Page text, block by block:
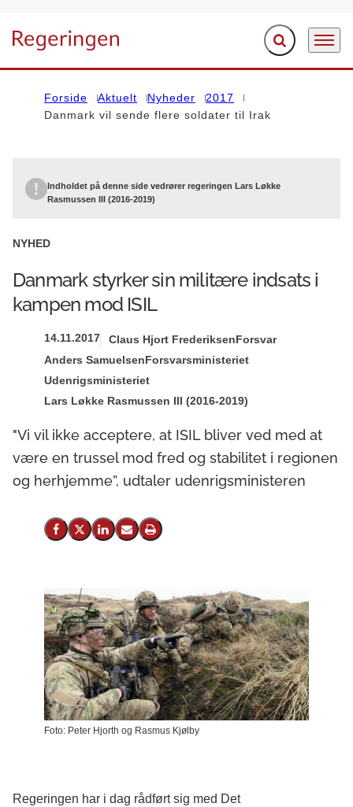
Gå til forsiden Fold søgefelt ud
Menu
Forside Aktuelt Nyheder
2017
Danmark vil sende flere soldater til Irak
Indholdet på denne side vedrører regeringen Lars Løkke
Rasmussen III (2016-2019)
NYHED
Danmark styrker sin militære indsats i
kampen mod ISIL
14.11.2017 Claus Hjort FrederiksenForsvar
Anders SamuelsenForsvarsministeriet
Udenrigsministeriet
Lars Løkke Rasmussen III (2016-2019)
"Vi vil ikke acceptere, at ISIL bliver ved med at
være en trussel mod fred og stabilitet i regionen
og herhjemme”, udtaler udenrigsministeren
Del på Facebook
Del på X (Twitter)
Del på LinkedIn
Send email
Print
Foto: Peter Hjorth og Rasmus Kjølby
Regeringen har i dag rådført sig med Det